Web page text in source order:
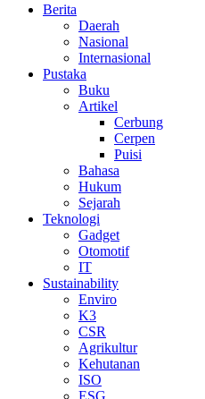
Berita
Daerah
Nasional
Internasional
Pustaka
Buku
Artikel
Cerbung
Cerpen
Puisi
Bahasa
Hukum
Sejarah
Teknologi
Gadget
Otomotif
IT
Sustainability
Enviro
K3
CSR
Agrikultur
Kehutanan
ISO
ESG